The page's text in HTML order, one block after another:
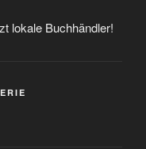
lokale Buchhändler!